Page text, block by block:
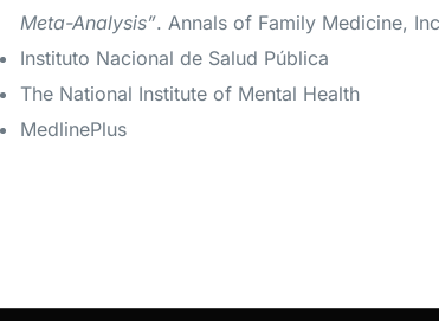
Meta-Analysis”. Annals of Family Medicine,
Instituto Nacional de Salud Pública
The National Institute of Mental Health
MedlinePlus